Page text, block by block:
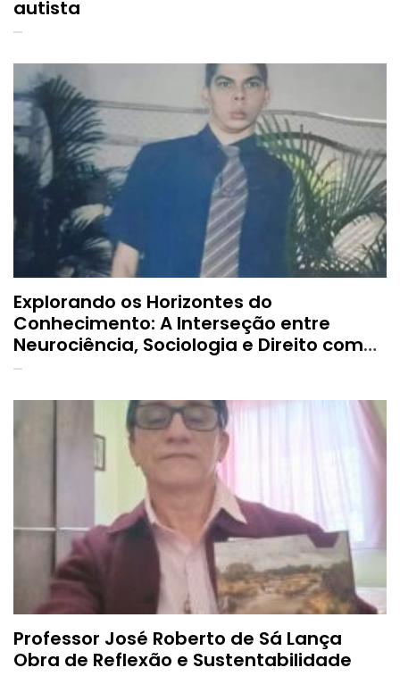
autista
Explorando os Horizontes do
Conhecimento: A Interseção entre
Neurociência, Sociologia e Direito com
Dr. Frankles Magno Ribeiro Silva
Professor José Roberto de Sá Lança
Obra de Reflexão e Sustentabilidade